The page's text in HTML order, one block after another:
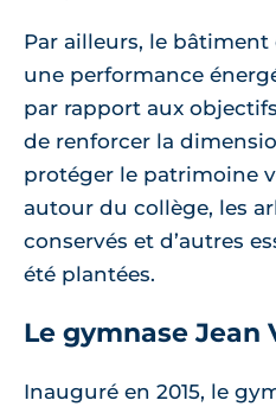
Par ailleurs, le bâtiment
une performance
par rapport aux
de renforcer la
protéger le patrimoine
autour du collège, les
conservés et d’autres
été plantées.
Le gymnase Jean
Inauguré en 2015, le